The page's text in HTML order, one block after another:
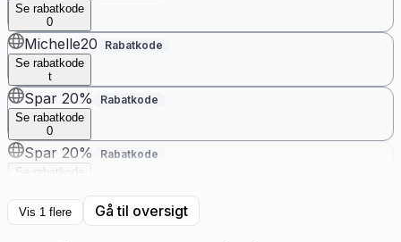
Se rabatkode
0
Michelle20
Rabatkode
Se rabatkode
t
Spar 20%
Rabatkode
Se rabatkode
0
Spar 20%
Rabatkode
Se rabatkode
Vis 1 flere Gå til oversigt